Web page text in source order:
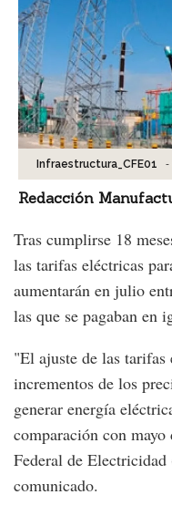
Infraestructura_CFE01 -
Redacción
Tras cumplirse 18
las tarifas eléctricas
aumentarán en julio
las que se pagaban en
"El ajuste de las tarifas
incrementos de los
generar energía
comparación con
Federal de Electricidad
comunicado.